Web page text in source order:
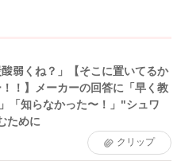
酸弱くね？」【そこに置いてるか
！】メーカーの回答に「早く教
「知らなかった〜！」"シュワ
ために
クリップ